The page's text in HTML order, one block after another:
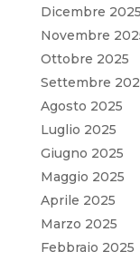
Dicembre 2025
Novembre
Ottobre 2025
Settembre
Agosto 2025
Luglio 2025
Giugno 2025
Maggio 2025
Aprile 2025
Marzo 2025
Febbraio 2025